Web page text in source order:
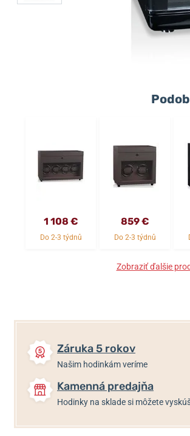
1 108 €
Do 2-3 týdnů
859 €
Do 2-3 týdnů
Zobraziť ďalšie
Záruka 5 rokov
Našim hodinkám veríme
Kamenná predajňa
Hodinky na sklade si môžete